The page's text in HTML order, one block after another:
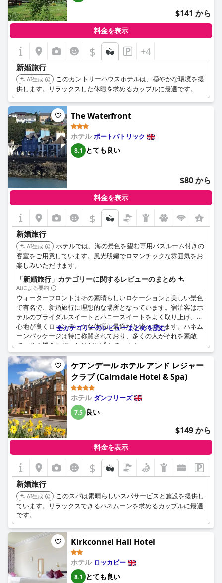
$141 から
料金を表示
$ +4
新婚旅行
AI生成
このカントリーハウスホテルは、穏やかな環境を提
供します。リラックスした休暇を求めるカップルに最適です。
The Waterfront
ホテルポートパトリック
8.1 とても良い
$80 から
料金を表示
$
新婚旅行
AI生成
ホテルでは、海の景色を望む専用バスルーム付きの
客室をご用意しています。風光明媚でロマンチックな雰囲気をお
楽しみいただけます。
「新婚旅行」カテゴリーに関するレビューのまとめ
AIによる要約
ウォーターフロントはその素晴らしいロケーションと美しい景色
で有名で、新婚旅行に理想的な場所となっています。宿泊客はホ
テルのブライダルスイートとハニースイートをよく取り上げ、居
心地が良くロマンチックな休暇に最適だと述べています。ハネム
ーンパッケージは特に称賛されており、多くの人がそれを素敵
で、その機会にぴったりだと呼んでいます。
多くのカップルが素晴らしいブライダル体験について言及し、ロ
マンチックな環境を夢のようなハネムーンスポットだと指摘して
います。全体的な意見としては、新婚旅行者は滞在を気に入るは
ずで、ホテルは新婚旅行に最適な場所だと感じています。
全カテゴリーのレビューまとめを読む
ケアンデール ホテル アンド レジャー
クラブ (Cairndale Hotel & Spa)
ホテル ダンフリーズ
7.5 良い
$149 から
料金を表示
$
新婚旅行
AI生成
このスパは素晴らしいスパサービスと施設を提供し
ています。リラックスできるハネムーンを求めるカップルに最適
です。
Kirkconnel Hall Hotel
ホテル ロッカビー
8.1 とても良い